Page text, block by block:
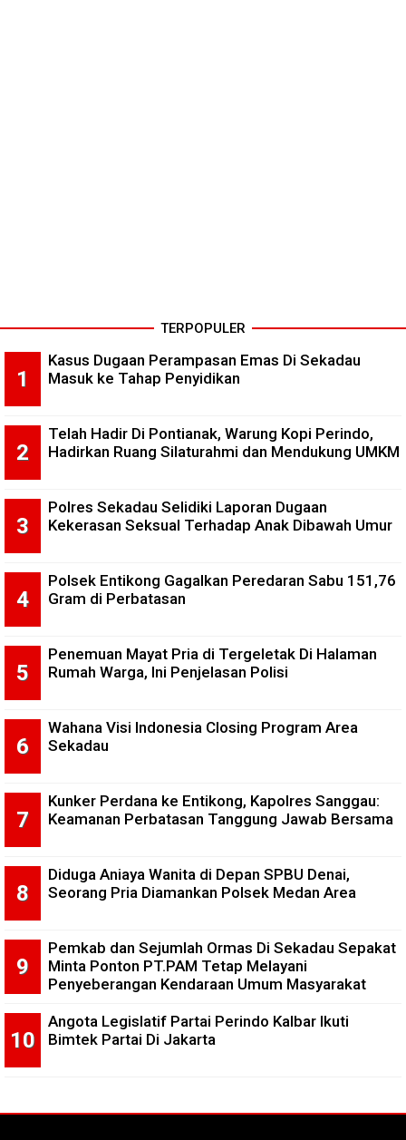
TERPOPULER
Kasus Dugaan Perampasan Emas Di Sekadau
Masuk ke Tahap Penyidikan
Telah Hadir Di Pontianak, Warung Kopi Perindo,
Hadirkan Ruang Silaturahmi dan Mendukung UMKM
Polres Sekadau Selidiki Laporan Dugaan
Kekerasan Seksual Terhadap Anak Dibawah Umur
Polsek Entikong Gagalkan Peredaran Sabu 151,76
Gram di Perbatasan
Penemuan Mayat Pria di Tergeletak Di Halaman
Rumah Warga, Ini Penjelasan Polisi
Wahana Visi Indonesia Closing Program Area
Sekadau
Kunker Perdana ke Entikong, Kapolres Sanggau:
Keamanan Perbatasan Tanggung Jawab Bersama
Diduga Aniaya Wanita di Depan SPBU Denai,
Seorang Pria Diamankan Polsek Medan Area
Pemkab dan Sejumlah Ormas Di Sekadau Sepakat
Minta Ponton PT.PAM Tetap Melayani
Penyeberangan Kendaraan Umum Masyarakat
Angota Legislatif Partai Perindo Kalbar Ikuti
Bimtek Partai Di Jakarta